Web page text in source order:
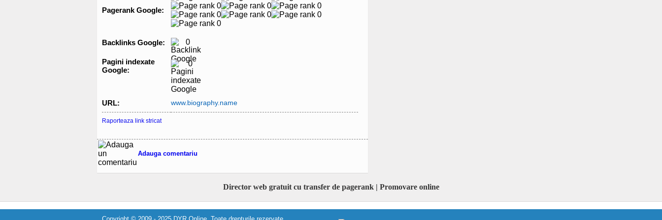
Pagerank Google:
Backlinks Google: 0
Pagini indexate
Google:
0
URL: www.biography.name
Raporteaza link stricat
Adauga comentariu
Director web gratuit cu transfer de pagerank | Promovare online